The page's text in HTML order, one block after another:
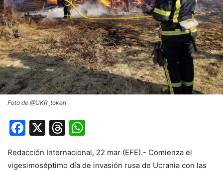
Foto de @UKR_token
Facebook
X Threads
Redacción Internacional, 22 mar (EFE).- Comienza el
vigesimoséptimo día de invasión rusa de Ucrania con las